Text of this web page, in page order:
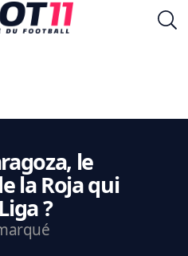
le
la Roja qui
?